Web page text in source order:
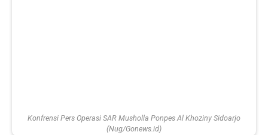
Konfrensi Pers Operasi SAR Musholla Ponpes Al Khoziny Sidoarjo
(Nug/Gonews.id)